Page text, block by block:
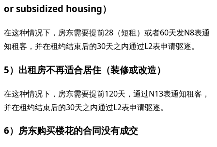
or subsidized housing）
在这种情况下，房东需要提前28（短租）或者60天发N8表通
知租客，并在租约结束后的30天之内通过L2表申请驱逐。
5）出租房不再适合居住（装修或改造）
在这种情况下，房东需要提前120天，通过N13表通知租客，
并在租约结束后的30天之内通过L2表申请驱逐。
6）房东购买楼花的合同没有成交